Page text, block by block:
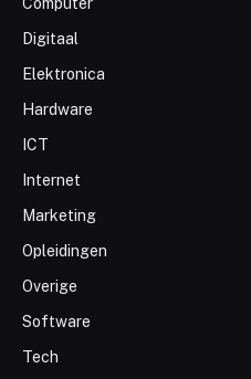
Computer
Digitaal
Elektronica
Hardware
ICT
Internet
Marketing
Opleidingen
Overige
Software
Tech